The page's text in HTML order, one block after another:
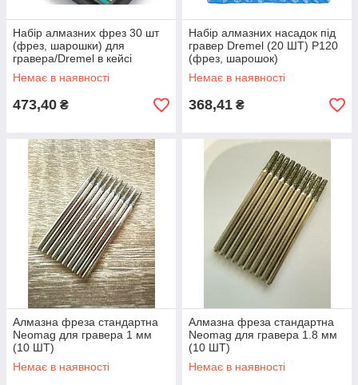
Набір алмазних фрез 30 шт
(фрез, шарошки) для
гравера/Dremel в кейсі
Немає в наявності
473,40 ₴
Набір алмазних насадок під
гравер Dremel (20 ШТ) P120
(фрез, шарошок)
Немає в наявності
368,41 ₴
Алмазна фреза стандартна
Neomag для гравера 1 мм
(10 ШТ)
Немає в наявності
Алмазна фреза стандартна
Neomag для гравера 1.8 мм
(10 ШТ)
Немає в наявності